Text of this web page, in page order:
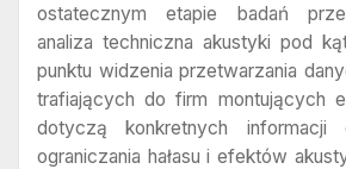
ostatecznym etapie badań
analiza techniczna akustyki pod
punktu widzenia przetwarzania
trafiających do firm montujących
dotyczą konkretnych informacji
ograniczania hałasu i efektów